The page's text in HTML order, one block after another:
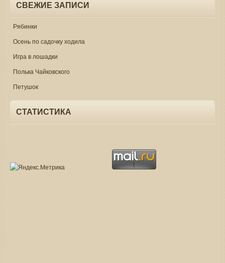
СВЕЖИЕ ЗАПИСИ
Рябинки
Осень по садочку ходила
Игра в лошадки
Полька Чайковского
Петушок
СТАТИСТИКА